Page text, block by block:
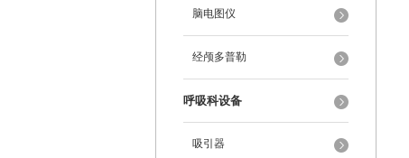
脑电图仪
经颅多普勒
呼吸科设备
吸引器